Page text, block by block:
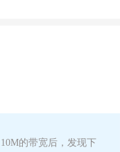
的带宽后，发现下